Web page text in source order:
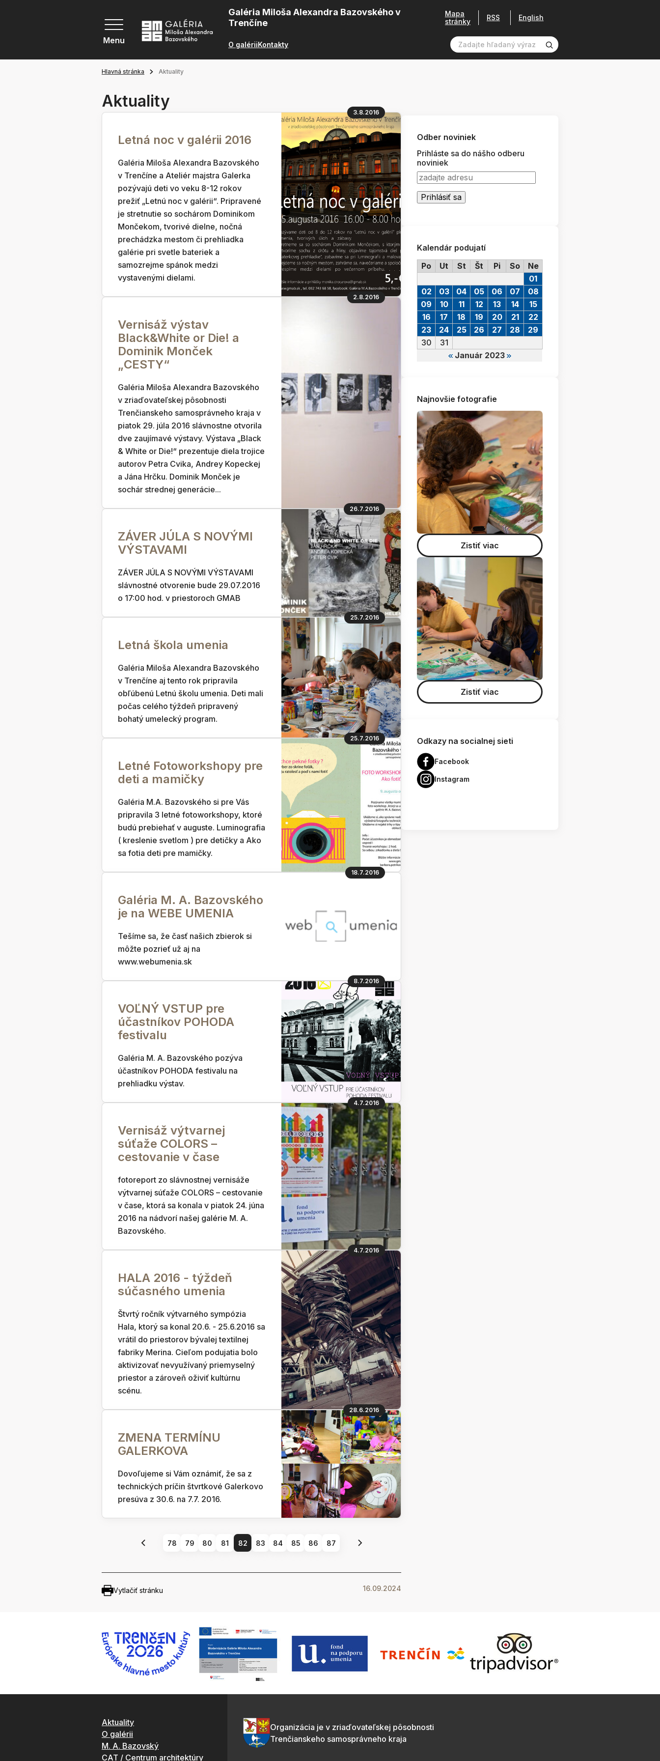
Menu
Galéria Miloša Alexandra Bazovského v
Trenčíne
O galériiKontakty
Mapa
stránky
RSS English
Hlavná stránka Aktuality
Aktuality
3.8.2016
Letná noc v galérii 2016
Galéria Miloša Alexandra Bazovského
v Trenčíne a Ateliér majstra Galerka
pozývajú deti vo veku 8-12 rokov
prežiť „Letnú noc v galérii“. Pripravené
je stretnutie so sochárom Dominikom
Mončekom, tvorivé dielne, nočná
prechádzka mestom či prehliadka
galérie pri svetle bateriek a
samozrejme spánok medzi
vystavenými dielami.
2.8.2016
Vernisáž výstav
Black&White or Die! a
Dominik Monček
„CESTY“
Galéria Miloša Alexandra Bazovského
v zriaďovateľskej pôsobnosti
Trenčianskeho samosprávneho kraja v
piatok 29. júla 2016 slávnostne otvorila
dve zaujímavé výstavy. Výstava „Black
& White or Die!“ prezentuje diela trojice
autorov Petra Cvika, Andrey Kopeckej
a Jána Hrčku. Dominik Monček je
sochár strednej generácie...
26.7.2016
ZÁVER JÚLA S NOVÝMI
VÝSTAVAMI
ZÁVER JÚLA S NOVÝMI VÝSTAVAMI
slávnostné otvorenie bude 29.07.2016
o 17:00 hod. v priestoroch GMAB
25.7.2016
Letná škola umenia
Galéria Miloša Alexandra Bazovského
v Trenčíne aj tento rok pripravila
obľúbenú Letnú školu umenia. Deti mali
počas celého týždeň pripravený
bohatý umelecký program.
25.7.2016
Letné Fotoworkshopy pre
deti a mamičky
Galéria M.A. Bazovského si pre Vás
pripravila 3 letné fotoworkshopy, ktoré
budú prebiehať v auguste. Luminografia
( kreslenie svetlom ) pre detičky a Ako
sa fotia deti pre mamičky.
18.7.2016
Galéria M. A. Bazovského
je na WEBE UMENIA
Tešíme sa, že časť našich zbierok si
môžte pozrieť už aj na
www.webumenia.sk
8.7.2016
VOĽNÝ VSTUP pre
účastníkov POHODA
festivalu
Galéria M. A. Bazovského pozýva
účastníkov POHODA festivalu na
prehliadku výstav.
4.7.2016
Vernisáž výtvarnej
súťaže COLORS –
cestovanie v čase
fotoreport zo slávnostnej vernisáže
výtvarnej súťaže COLORS – cestovanie
v čase, ktorá sa konala v piatok 24. júna
2016 na nádvorí našej galérie M. A.
Bazovského.
4.7.2016
HALA 2016 - týždeň
súčasného umenia
Štvrtý ročník výtvarného sympózia
Hala, ktorý sa konal 20.6. - 25.6.2016 sa
vrátil do priestorov bývalej textilnej
fabriky Merina. Cieľom podujatia bolo
aktivizovať nevyužívaný priemyselný
priestor a zároveň oživiť kultúrnu
scénu.
28.6.2016
ZMENA TERMÍNU
GALERKOVA
Dovoľujeme si Vám oznámiť, že sa z
technických príčin štvrtkové Galerkovo
presúva z 30.6. na 7.7. 2016.
78 79 80 81 82 83 84 85 86 87
Vytlačiť stránku 16.09.2024
Odber noviniek
Prihláste sa do nášho odberu
noviniek
Kalendár podujatí
Po
Ut St Št Pi So Ne
Január 2023
01
02
03 04 05 06 07
08
09
10 11 12 13 14
15
16
17 18 19 20 21
22
23
24 25 26 27 28
29
30
31
Najnovšie fotografie
Zistiť viac
Zistiť viac
Odkazy na socialnej sieti
Facebook
Instagram
Aktuality
O galérii
M. A. Bazovský
CAT / Centrum architektúry
Organizácia je v zriaďovateľskej pôsobnosti
Trenčianskeho samosprávneho kraja